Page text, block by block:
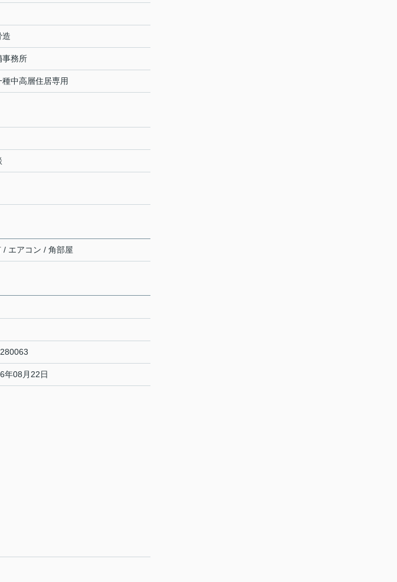
造
事務所
種中高層住居専用
/ エアコン / 角部屋
年08月22日